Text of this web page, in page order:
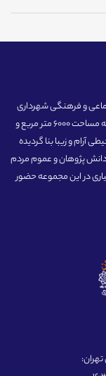
و فرهنگی شهرداری
منطقه یک تهران، در شمال تهران در سال 1379 در زمینی به مساحت 6000 متر مربع و
و در محیطی آرام و زیبا بنا گردیده
دانش پژوهان و عموم مردم
در این مجموعه حضور